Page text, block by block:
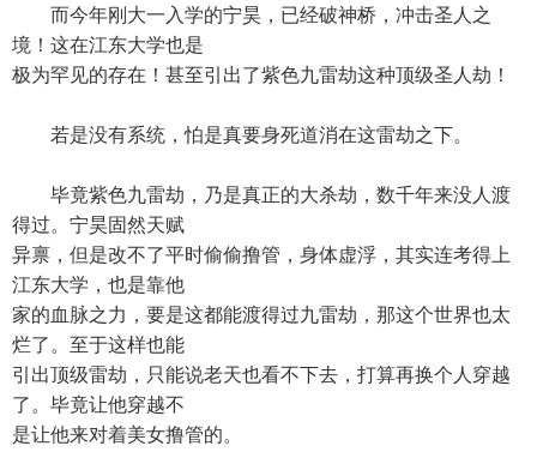
而今年刚大一入学的宁昊，已经破神桥，冲击圣人之
境！这在江东大学也是
极为罕见的存在！甚至引出了紫色九雷劫这种顶级圣人劫！
若是没有系统，怕是真要身死道消在这雷劫之下。
毕竟紫色九雷劫，乃是真正的大杀劫，数千年来没人渡
得过。宁昊固然天赋
异禀，但是改不了平时偷偷撸管，身体虚浮，其实连考得上
江东大学，也是靠他
家的血脉之力，要是这都能渡得过九雷劫，那这个世界也太
烂了。至于这样也能
引出顶级雷劫，只能说老天也看不下去，打算再换个人穿越
了。毕竟让他穿越不
是让他来对着美女撸管的。